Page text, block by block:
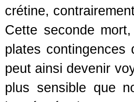
crétine,
Cette seconde
plates contingences
peut ainsi devenir
plus sensible que